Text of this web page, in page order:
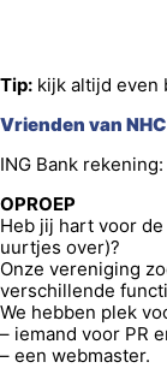
Tip: kijk altijd even
Vrienden van NHC
ING Bank
OPROEP
Heb jij hart voor
uurtjes over)?
Onze vereniging
verschillende
We hebben plek
– iemand voor PR
– een webmaster.